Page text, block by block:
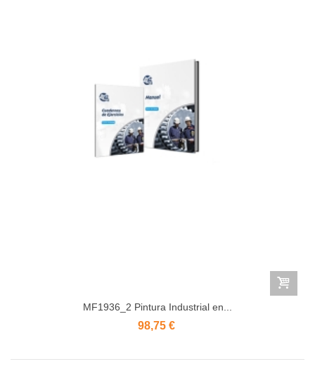
MF1936_2 Pintura Industrial en...
98,75 €